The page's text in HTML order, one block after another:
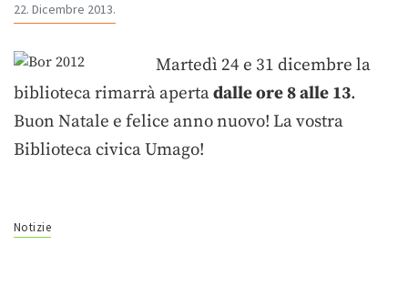
22. Dicembre 2013.
Martedì 24 e 31 dicembre la
biblioteca rimarrà apertadalle ore 8 alle 13.
Buon Natale e felice anno nuovo! La vostra
Biblioteca civica Umago!
Notizie